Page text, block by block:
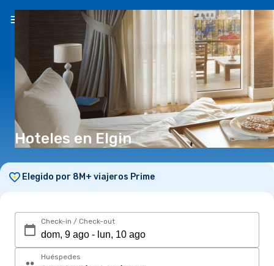
ES($)
Hoteles en Elgin
Elegido por 8M+ viajeros Prime
Check-in / Check-out
Huéspedes